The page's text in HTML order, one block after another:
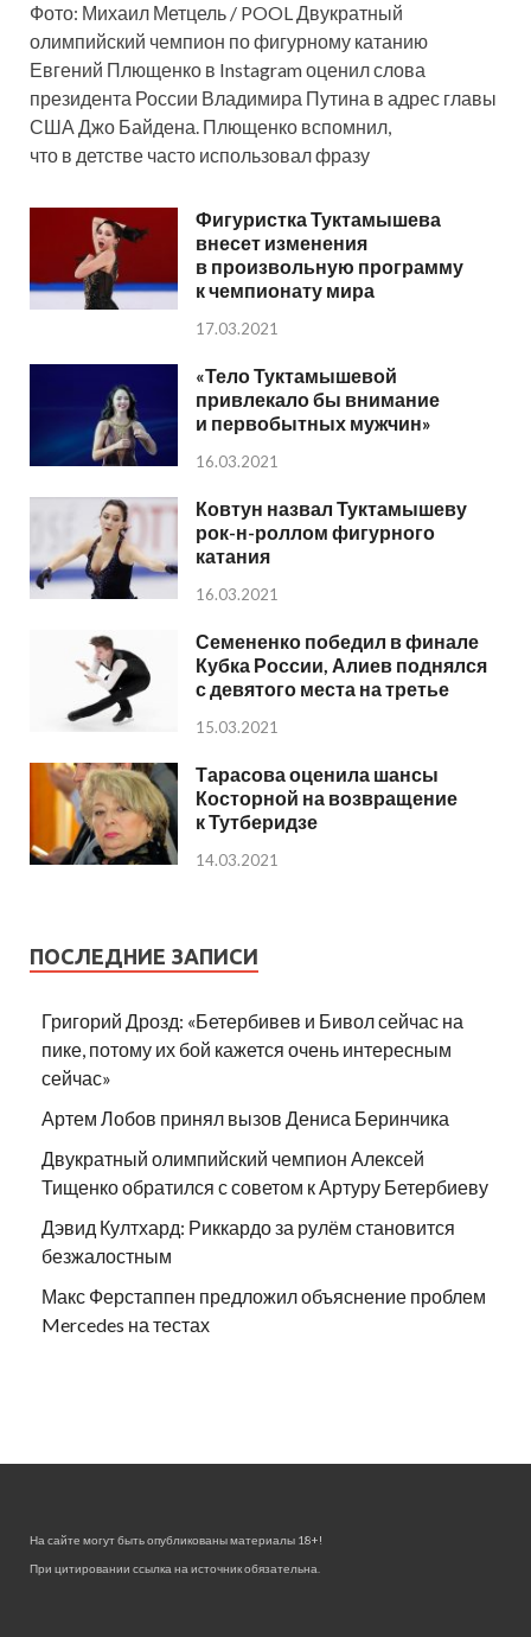
Фото: Михаил Метцель / POOL Двукратный
олимпийский чемпион по фигурному катанию
Евгений Плющенко в Instagram оценил слова
президента России Владимира Путина в адрес главы
США Джо Байдена. Плющенко вспомнил,
что в детстве часто использовал фразу
Фигуристка Туктамышева
внесет изменения
в произвольную программу
к чемпионату мира
17.03.2021
«Тело Туктамышевой
привлекало бы внимание
и первобытных мужчин»
16.03.2021
Ковтун назвал Туктамышеву
рок-н-роллом фигурного
катания
16.03.2021
Семененко победил в финале
Кубка России, Алиев поднялся
с девятого места на третье
15.03.2021
Тарасова оценила шансы
Косторной на возвращение
к Тутберидзе
14.03.2021
ПОСЛЕДНИЕ ЗАПИСИ
Григорий Дрозд: «Бетербивев и Бивол сейчас на
пике, потому их бой кажется очень интересным
сейчас»
Артем Лобов принял вызов Дениса Беринчика
Двукратный олимпийский чемпион Алексей
Тищенко обратился с советом к Артуру Бетербиеву
Дэвид Култхард: Риккардо за рулём становится
безжалостным
Макс Ферстаппен предложил объяснение проблем
Mercedes на тестах
На сайте могут быть опубликованы материалы 18+!
При цитировании ссылка на источник обязательна.